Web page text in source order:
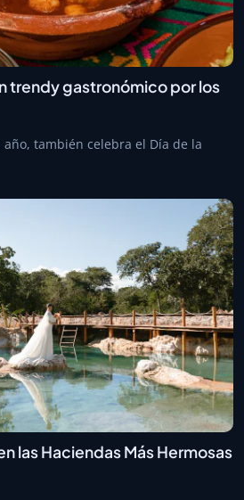
trendy gastronómico por los
también celebra el Día de la
las Haciendas Más Hermosas